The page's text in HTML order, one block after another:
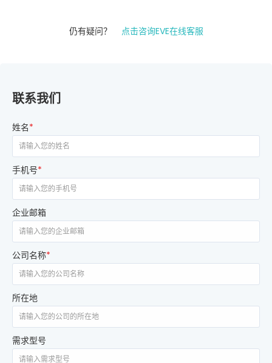
仍有疑问？ 点击咨询EVE在线客服
联系我们
姓名*
手机号*
企业邮箱
公司名称*
所在地
需求型号